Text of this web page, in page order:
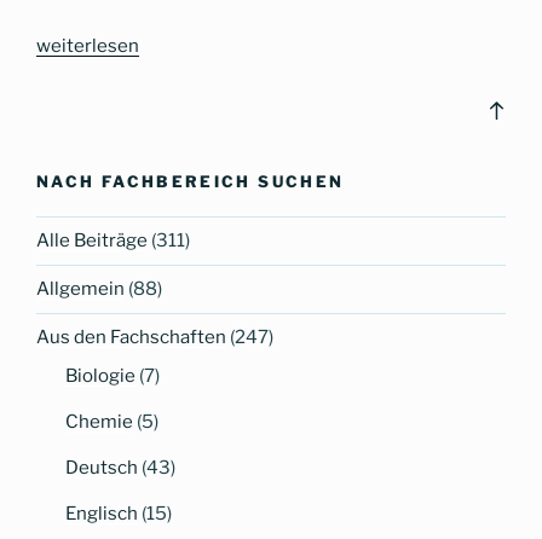
„Von
–
„Netzgänger“
am
CG“
weiterlesen
NACH FACHBEREICH SUCHEN
Alle Beiträge (311)
Allgemein (88)
Aus den Fachschaften (247)
Biologie (7)
Chemie (5)
Deutsch (43)
Englisch (15)